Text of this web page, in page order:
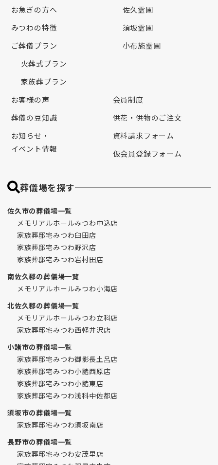
お急ぎの方へ
みつわの特徴
ご葬儀プラン
火葬式プラン
家族葬プラン
佐久霊園
須坂霊園
小布施霊園
お客様の声
葬儀の豆知識
お知らせ・
イベント情報
会員制度
供花・供物のご注文
資料請求フォーム
仮会員登録フォーム
葬儀場を探す
佐久市の葬儀場一覧
メモリアルホールみつわ中込店
家族葬邸宅みつわ臼田店
家族葬邸宅みつわ野沢店
家族葬邸宅みつわ岩村田店
南佐久郡の葬儀場一覧
メモリアルホールみつわ小海店
北佐久郡の葬儀場一覧
メモリアルホールみつわ立科店
家族葬邸宅みつわ西軽井沢店
小諸市の葬儀場一覧
家族葬邸宅みつわ御影長土呂店
家族葬邸宅みつわ小諸西原店
家族葬邸宅みつわ小諸東店
家族葬邸宅みつわ浅科中佐都店
須坂市の葬儀場一覧
家族葬邸宅みつわ須坂南店
長野市の葬儀場一覧
家族葬邸宅みつわ安茂里店